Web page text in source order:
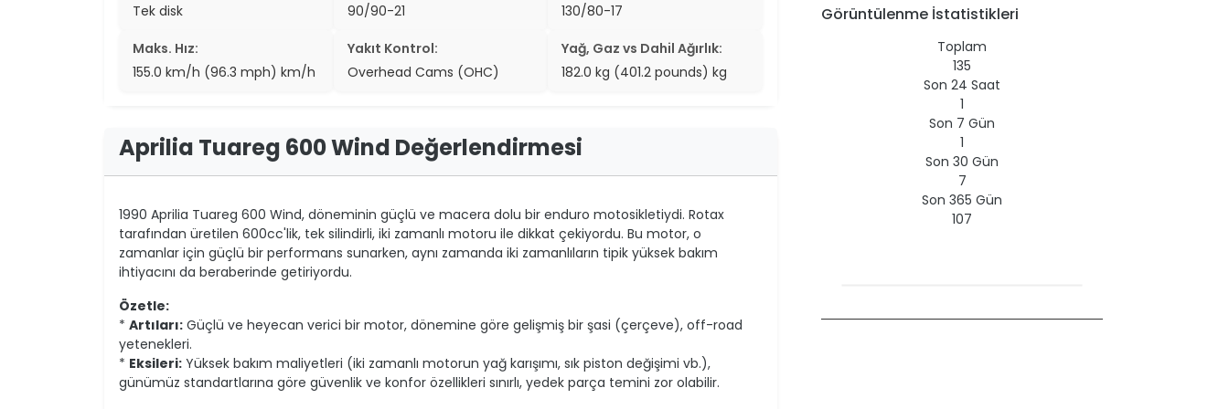
Tek disk
90/90-21
130/80-17
Maks. Hız:
155.0 km/h (96.3 mph) km/h
Yakıt Kontrol:
Overhead Cams (OHC)
Yağ, Gaz vs Dahil Ağırlık:
182.0 kg (401.2 pounds) kg
Aprilia Tuareg 600 Wind Değerlendirmesi
1990 Aprilia Tuareg 600 Wind, döneminin güçlü ve macera dolu bir enduro motosikletiydi. Rotax
tarafından üretilen 600cc'lik, tek silindirli, iki zamanlı motoru ile dikkat çekiyordu. Bu motor, o
zamanlar için güçlü bir performans sunarken, aynı zamanda iki zamanlıların tipik yüksek bakım
ihtiyacını da beraberinde getiriyordu.
Özetle:
* Artıları: Güçlü ve heyecan verici bir motor, dönemine göre gelişmiş bir şasi (çerçeve), off-road
yetenekleri.
* Eksileri: Yüksek bakım maliyetleri (iki zamanlı motorun yağ karışımı, sık piston değişimi vb.),
günümüz standartlarına göre güvenlik ve konfor özellikleri sınırlı, yedek parça temini zor olabilir.
Görüntülenme İstatistikleri
Toplam
135
Son 24 Saat
1
Son 7 Gün
1
Son 30 Gün
7
Son 365 Gün
107